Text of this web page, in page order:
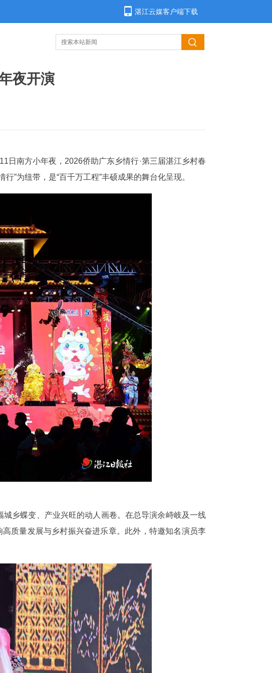
湛江云媒客户端下载
夜开演
日南方小年夜，2026侨助广东乡情行·第三届湛江乡村春
”为纽带，是“百千万工程”丰硕成果的舞台化呈现。
乡蝶变、产业兴旺的动人画卷。在总导演余峙岐及一线
质量发展与乡村振兴奋进乐章。此外，特邀知名演员李